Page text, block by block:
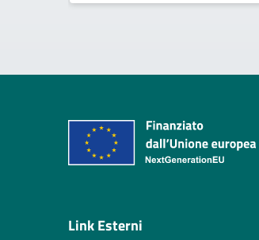
Link Esterni